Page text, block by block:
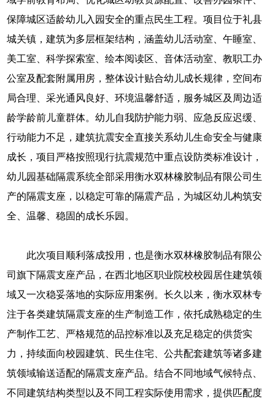
保障城区适龄幼儿入园安全的重点民生工程。项目位于礼县
城关镇，建筑为多层框架结构，涵盖幼儿活动室、午睡室、
美工室、科学探索室、绘本阅读区、音体活动室、教职工办
公室及配套附属用房，整体设计贴合幼儿成长规律，空间布
局合理、采光通风良好、环境温馨舒适，服务城区及周边适
龄学龄前儿童群体。幼儿自我防护能力弱、应急反应迟缓、
行动能力不足，建筑抗震安全直接关系幼儿生命安全与健康
成长，项目严格按照现行抗震规范中重点设防类标准设计，
幼儿园基础隔震系统全部采用衡水双林橡胶制品有限公司生
产的隔震支座，以稳定可靠的隔震产品，为城区幼儿构筑安
全、温馨、稳固的成长乐园。
此次项目顺利落成投用，也是衡水双林橡胶制品有限公
司旗下隔震支座产品，在西北地区职业院校校园居住建筑领
域又一次稳妥落地的实际应用案例。长久以来，衡水双林专
注于各类建筑隔震支座的生产制造工作，依托成熟稳定的生
产制作工艺、严格规范的品控标准以及充足稳定的供货实
力，持续面向校园建筑、民生住宅、公共配套建筑等诸多建
筑领域输送适配的隔震支座产品。结合不同地域气候特点、
不同建筑结构类型以及不同工程实际使用需求，提供匹配度